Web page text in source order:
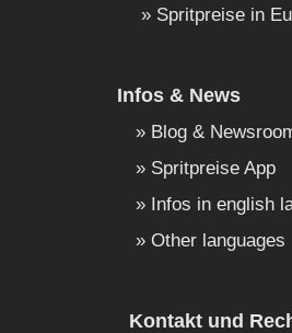
Spritpreise in
Infos & News
Blog &
Spritpreise App
Infos in english
Other languages
Kontakt und